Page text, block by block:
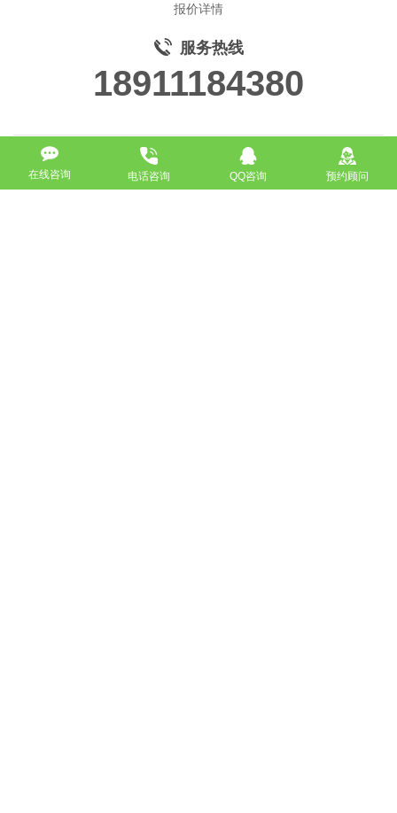
报价详情
服务热线
18911184380
在线咨询 电话咨询 QQ咨询 预约顾问